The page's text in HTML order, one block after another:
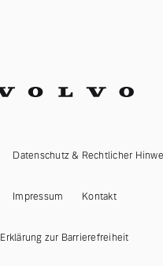
Datenschutz & Rechtlicher
Impressum Kontakt
Erklärung zur Barrierefreiheit